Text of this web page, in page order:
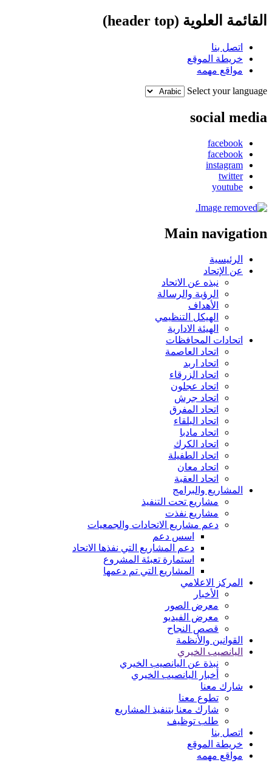
القائمة العلوية (header top)
اتصل بنا
خريطة الموقع
مواقع مهمه
Select your language
social media
facebook
facebook
instagram
twitter
youtube
Main navigation
الرئيسية
عن الإتحاد
نبذه عن الاتحاد
الرؤية والرسالة
الأهداف
الهيكل التنظيمي
الهيئة الادارية
اتحادات المحافظات
اتحاد العاصمة
اتحاد اربد
اتحاد الزرقاء
اتحاد عجلون
اتحاد جرش
اتحاد المفرق
اتحاد البلقاء
اتحاد مادبا
اتحاد الكرك
اتحاد الطفيلة
اتحاد معان
اتحاد العقبة
المشاريع والبرامج
مشاريع تحت التنفيذ
مشاريع نفذت
دعم مشاريع الاتحادات والجمعيات
اسس دعم
دعم المشاريع التي نفذها الاتحاد
استمارة تعبئة المشروع
المشاريع التي تم دعمها
المركز الاعلامي
الأخبار
معرض الصور
معرض الفيديو
قصص النجاح
القوانين والأنظمة
اليانصيب الخيري
نبذة عن اليانصيب الخيري
أخبار اليانصيب الخيري
شارك معنا
تطوع معنا
شارك معنا بتنفيذ المشاريع
طلب توظيف
اتصل بنا
خريطة الموقع
مواقع مهمه